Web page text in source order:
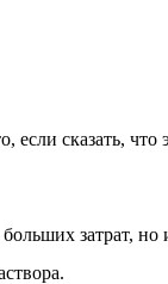
сказать, что
затрат,